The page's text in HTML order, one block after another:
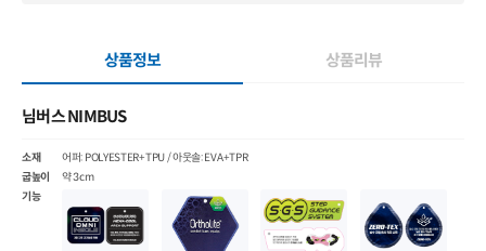
상품정보 상품리뷰
님버스 NIMBUS
소재
어퍼: POLYESTER+TPU / 아웃솔: EVA+TPR
굽높이
약 3cm
기능